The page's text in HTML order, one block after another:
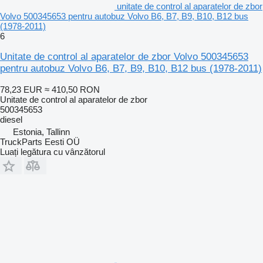
unitate de control al aparatelor de zbor
Volvo 500345653 pentru autobuz Volvo B6, B7, B9, B10, B12 bus
(1978-2011)
6
Unitate de control al aparatelor de zbor Volvo 500345653
pentru autobuz Volvo B6, B7, B9, B10, B12 bus (1978-2011)
78,23 EUR ≈ 410,50 RON
Unitate de control al aparatelor de zbor
500345653
diesel
Estonia, Tallinn
TruckParts Eesti OÜ
Luați legătura cu vânzătorul